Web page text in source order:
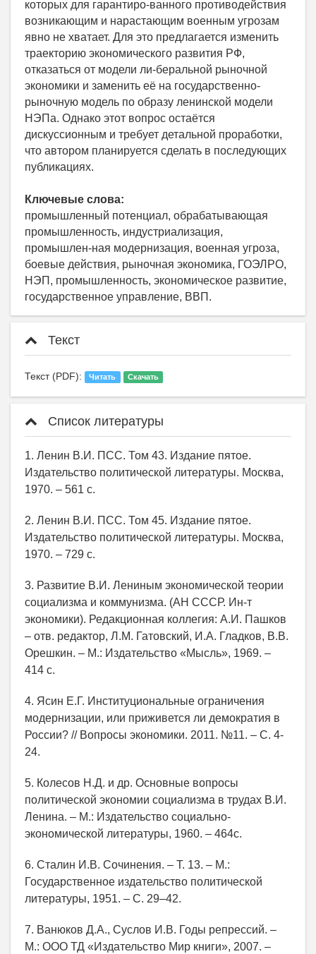
которых для гарантиро-ванного противодействия
возникающим и нарастающим военным угрозам
явно не хватает. Для это предлагается изменить
траекторию экономического развития РФ,
отказаться от модели ли-беральной рыночной
экономики и заменить её на государственно-
рыночную модель по образу ленинской модели
НЭПа. Однако этот вопрос остаётся
дискуссионным и требует детальной проработки,
что автором планируется сделать в последующих
публикациях.
Ключевые слова:
промышленный потенциал, обрабатывающая
промышленность, индустриализация,
промышлен-ная модернизация, военная угроза,
боевые действия, рыночная экономика, ГОЭЛРО,
НЭП, промышленность, экономическое развитие,
государственное управление, ВВП.
Текст
Текст (PDF): Читать Скачать
Список литературы
1. Ленин В.И. ПСС. Том 43. Издание пятое.
Издательство политической литературы. Москва,
1970. – 561 с.
2. Ленин В.И. ПСС. Том 45. Издание пятое.
Издательство политической литературы. Москва,
1970. – 729 с.
3. Развитие В.И. Лениным экономической теории
социализма и коммунизма. (АН СССР. Ин-т
экономики). Редакционная коллегия: А.И. Пашков
– отв. редактор, Л.М. Гатовский, И.А. Гладков, В.В.
Орешкин. – М.: Издательство «Мысль», 1969. –
414 с.
4. Ясин Е.Г. Институциональные ограничения
модернизации, или приживется ли демократия в
России? // Вопросы экономики. 2011. №11. – С. 4-
24.
5. Колесов Н.Д. и др. Основные вопросы
политической экономии социализма в трудах В.И.
Ленина. – М.: Издательство социально-
экономической литературы, 1960. – 464с.
6. Сталин И.В. Сочинения. – Т. 13. – М.:
Государственное издательство политической
литературы, 1951. – С. 29–42.
7. Ванюков Д.А., Суслов И.В. Годы репрессий. –
М.: ООО ТД «Издательство Мир книги», 2007. –